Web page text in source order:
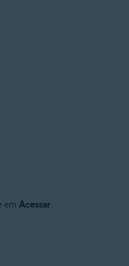
em Acessar.